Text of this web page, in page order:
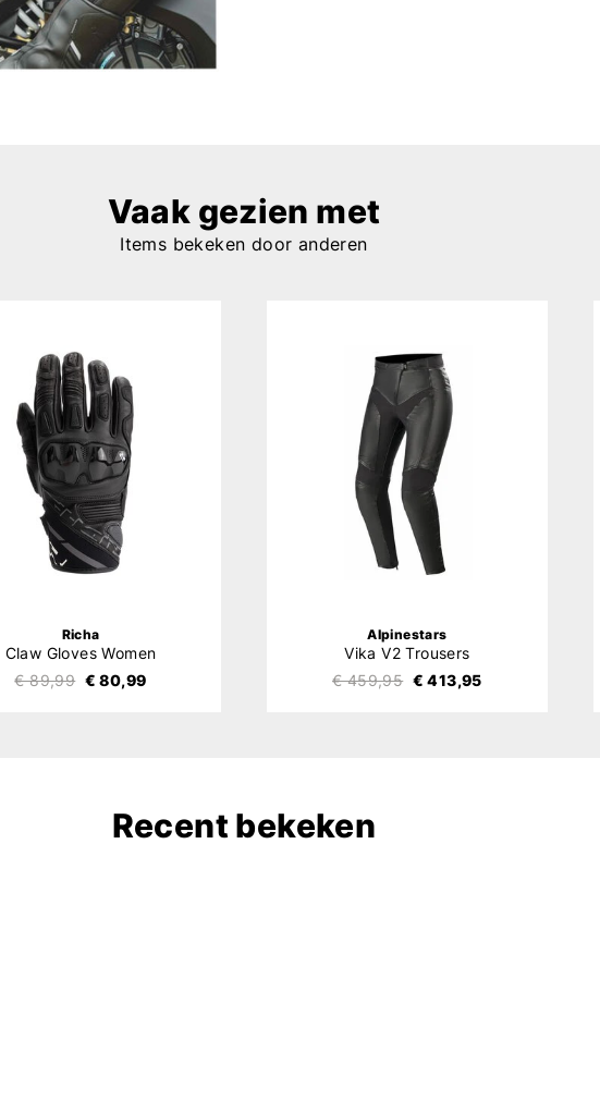
Vaak gezien met
Items bekeken door anderen
Richa
Claw Gloves Women
€ 89,99 € 80,99
Alpinestars
Vika V2 Trousers
€ 459,95 € 413,95
Recent bekeken